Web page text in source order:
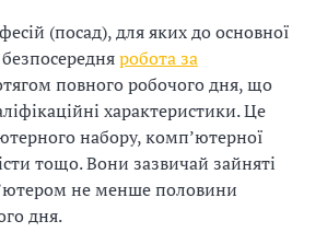
(посад), для яких до основної
робота за
повного робочого дня, що
характеристики. Це
набору, комп’ютерної
тощо. Вони зазвичай зайняті
не менше половини
дня.